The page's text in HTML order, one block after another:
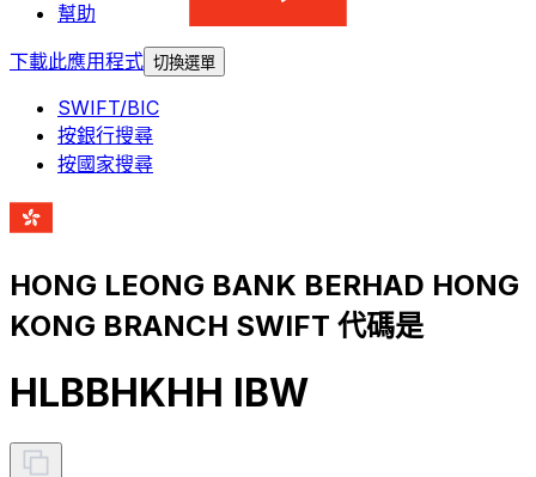
幫助
下載此應用程式 切換選單
SWIFT/BIC
按銀行搜尋
按國家搜尋
HONG LEONG BANK BERHAD HONG
KONG BRANCH SWIFT 代碼是
HLBBHKHH IBW